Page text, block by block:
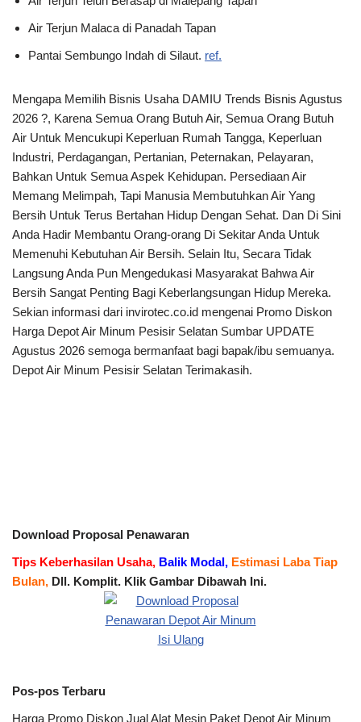
Air Terjun Malaca di Panadah Tapan
Pantai Sembungo Indah di Silaut. ref.
Mengapa Memilih Bisnis Usaha DAMIU Trends Bisnis Agustus
2026 ?, Karena Semua Orang Butuh Air, Semua Orang Butuh
Air Untuk Mencukupi Keperluan Rumah Tangga, Keperluan
Industri, Perdagangan, Pertanian, Peternakan, Pelayaran,
Bahkan Untuk Semua Aspek Kehidupan. Persediaan Air
Memang Melimpah, Tapi Manusia Membutuhkan Air Yang
Bersih Untuk Terus Bertahan Hidup Dengan Sehat. Dan Di Sini
Anda Hadir Membantu Orang-orang Di Sekitar Anda Untuk
Memenuhi Kebutuhan Air Bersih. Selain Itu, Secara Tidak
Langsung Anda Pun Mengedukasi Masyarakat Bahwa Air
Bersih Sangat Penting Bagi Keberlangsungan Hidup Mereka.
Sekian informasi dari invirotec.co.id mengenai Promo Diskon
Harga Depot Air Minum Pesisir Selatan Sumbar UPDATE
Agustus 2026 semoga bermanfaat bagi bapak/ibu semuanya.
Depot Air Minum Pesisir Selatan Terimakasih.
Download Proposal Penawaran
Tips Keberhasilan Usaha, Balik Modal, Estimasi Laba Tiap
Bulan, Dll. Komplit. Klik Gambar Dibawah Ini.
Pos-pos Terbaru
Harga Promo Diskon Jual Alat Mesin Paket Depot Air Minum